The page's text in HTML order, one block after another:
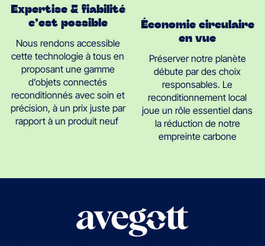
Expertise & fiabilité
c’est possible
Nous rendons accessible
cette technologie à tous en
proposant une gamme
d’objets connectés
reconditionnés avec soin et
précision, à un prix juste par
rapport à un produit neuf
Économie circulaire
en vue
Préserver notre planète
débute par des choix
responsables. Le
reconditionnement local
joue un rôle essentiel dans
la réduction de notre
empreinte carbone